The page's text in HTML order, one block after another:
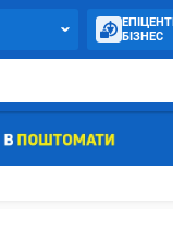
БІЗНЕС